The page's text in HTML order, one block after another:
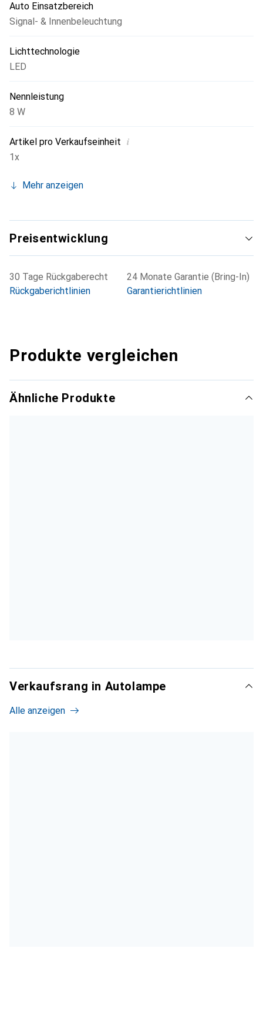
macht.
Auto Einsatzbereich
Signal- & Innenbeleuchtung
Lichttechnologie
LED
Nennleistung
8 W
Artikel pro Verkaufseinheit i
1x
Mehr anzeigen
Preisentwicklung
30 Tage Rückgaberecht
Rückgaberichtlinien
24 Monate Garantie (Bring-In)
Garantierichtlinien
Produkte vergleichen
Ähnliche Produkte
Verkaufsrang in Autolampe
Alle anzeigen